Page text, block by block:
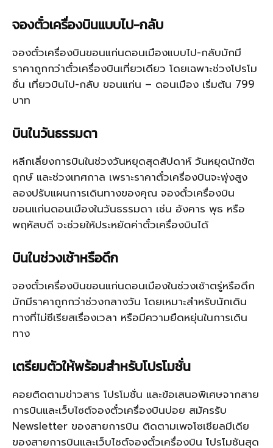
จองตั๋วเครื่องบินแบบไป-กลับ
จองตั๋วเครื่องบินขอนแก่นดอนเมืองแบบไป-กลับมักมี
ราคาถูกกว่าตั๋วเครื่องบินเที่ยวเดียว โดยเฉพาะช่วงโปรโม
ชั่น เที่ยวบินไป-กลับ ขอนแก่น – ดอนเมือง เริ่มต้น 799
บาท
บินในวันธรรมดา
หลีกเลี่ยงการบินในช่วงวันหยุดสุดสัปดาห์ วันหยุดนักขัต
ฤกษ์ และช่วงเทศกาล เพราะราคาตั๋วเครื่องบินจะพุ่งสูง
ลองปรับแผนการเดินทางของคุณ จองตั๋วเครื่องบิน
ขอนแก่นดอนเมืองในวันธรรมดา เช่น อังคาร พุธ หรือ
พฤหัสบดี จะช่วยให้ประหยัดค่าตั๋วเครื่องบินได้
บินในช่วงเช้าหรือดึก
จองตั๋วเครื่องบินขอนแก่นดอนเมืองในช่วงเช้าตรู่หรือดึก
มักมีราคาถูกกว่าช่วงกลางวัน โดยเหมาะสำหรับนักเดิน
ทางที่ไม่ซีเรียสเรื่องเวลา หรือมีความยืดหยุ่นในการเดิน
ทาง
เตรียมตัวให้พร้อมสำหรับโปรโมชั่น
คอยติดตามข่าวสาร โปรโมชั่น และข้อเสนอพิเศษจากสาย
การบินและเว็บไซต์จองตั๋วเครื่องบินบ่อย สมัครรับ
Newsletter ของสายการบิน ติดตามเพจโซเชียลมีเดีย
ของสายการบินและเว็บไซต์จองตั๋วเครื่องบิน โปรโมชันสุด